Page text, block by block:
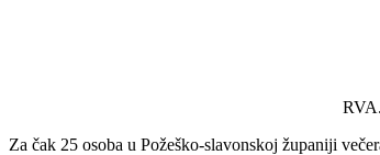
Za čak 25 osoba u Požeško-slavonskoj županiji